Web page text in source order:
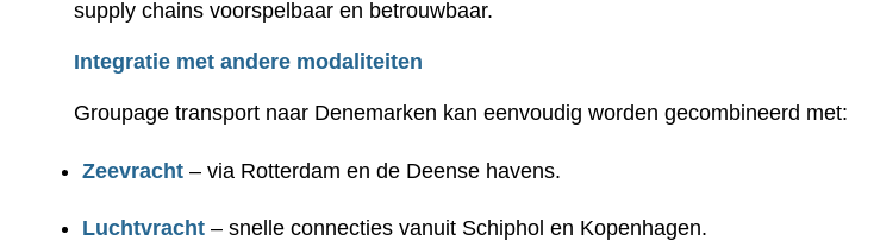
supply chains voorspelbaar en betrouwbaar.
Integratie met andere modaliteiten
Groupage transport naar Denemarken kan eenvoudig worden gecombineerd met:
Zeevracht – via Rotterdam en de Deense havens.
Luchtvracht – snelle connecties vanuit Schiphol en Kopenhagen.